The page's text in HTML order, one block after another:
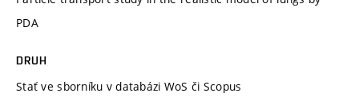
PDA
DRUH
Stať ve sborníku v databázi WoS či Scopus